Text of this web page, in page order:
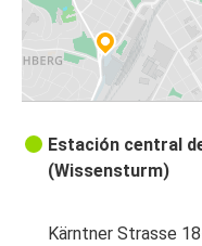
Estación central
(Wissensturm)
Kärntner Strasse